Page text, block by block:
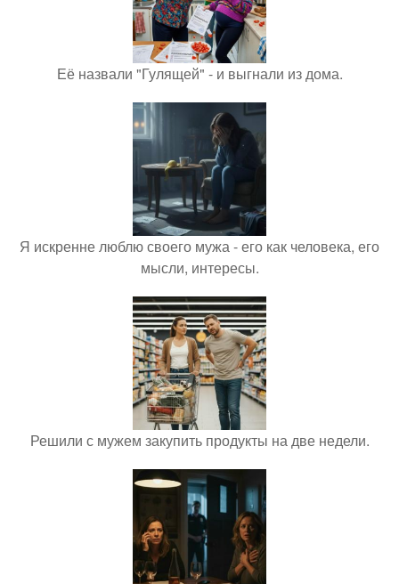
Её назвали "Гулящей" - и выгнали из дома.
Я искренне люблю своего мужа - его как человека, его
мысли, интересы.
Решили с мужем закупить продукты на две недели.